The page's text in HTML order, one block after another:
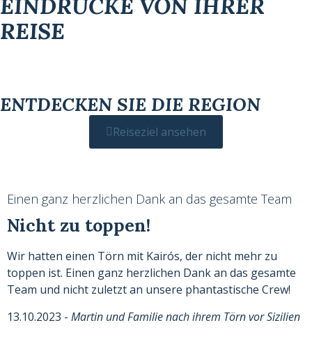
EINDRÜCKE VON IHRER
REISE
ENTDECKEN SIE DIE REGION
Reiseziel ansehen
Einen ganz herzlichen Dank an das gesamte Team
Nicht zu toppen!
Wir hatten einen Törn mit Kairós, der nicht mehr zu
toppen ist. Einen ganz herzlichen Dank an das gesamte
Team und nicht zuletzt an unsere phantastische Crew!
13.10.2023 - Martin und Familie nach ihrem Törn vor Sizilien